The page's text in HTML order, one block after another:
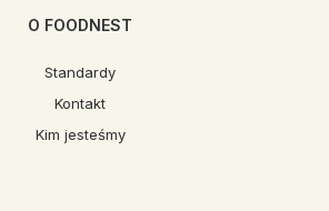
O FOODNEST
Standardy
Kontakt
Kim jesteśmy